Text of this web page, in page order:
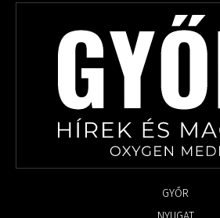
GYŐR